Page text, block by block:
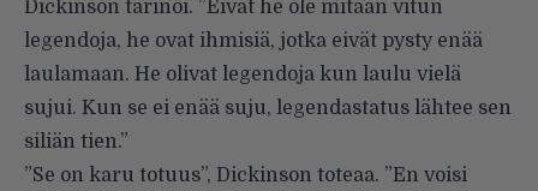
Dickinson tarinoi. ”Eivät he ole mitään vitun
legendoja, he ovat ihmisiä, jotka eivät pysty enää
laulamaan. He olivat legendoja kun laulu vielä
sujui. Kun se ei enää suju, legendastatus lähtee sen
siliän tien.”
”Se on karu totuus”, Dickinson toteaa. ”En voisi